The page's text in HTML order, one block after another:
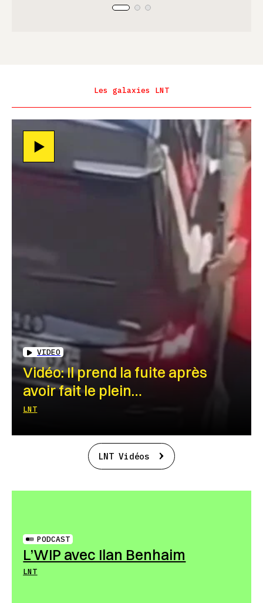
Les galaxies LNT
VIDEO
Vidéo: Il prend la fuite après
avoir fait le plein…
LNT
LNT Vidéos
PODCAST
L’WIP avec Ilan Benhaim
LNT